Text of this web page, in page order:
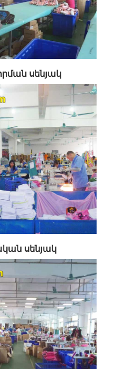
սենյակ
սենյակ